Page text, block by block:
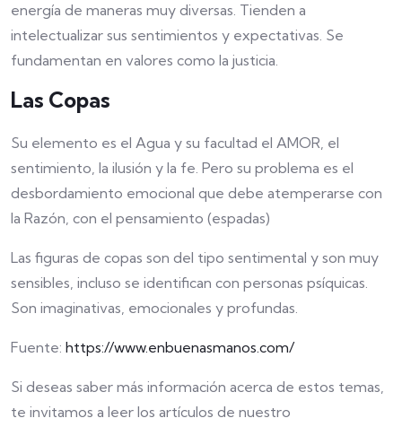
energía de maneras muy diversas. Tienden a
intelectualizar sus sentimientos y expectativas. Se
fundamentan en valores como la justicia.
Las Copas
Su elemento es el Agua y su facultad el AMOR, el
sentimiento, la ilusión y la fe. Pero su problema es el
desbordamiento emocional que debe atemperarse con
la Razón, con el pensamiento (espadas)
Las figuras de copas son del tipo sentimental y son muy
sensibles, incluso se identifican con personas psíquicas.
Son imaginativas, emocionales y profundas.
Fuente: https://www.enbuenasmanos.com/
Si deseas saber más información acerca de estos temas,
te invitamos a leer los artículos de nuestro